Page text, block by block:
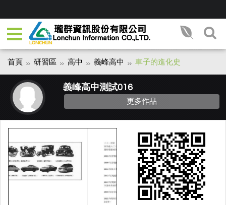
首頁 研習區 高中 義峰高中 車子的進化史
義峰高中測試016
更多作品